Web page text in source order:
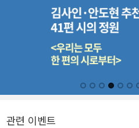
관련 이벤트